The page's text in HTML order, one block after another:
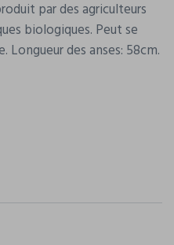
par des agriculteurs
biologiques. Peut se
Longueur des anses: 58cm.